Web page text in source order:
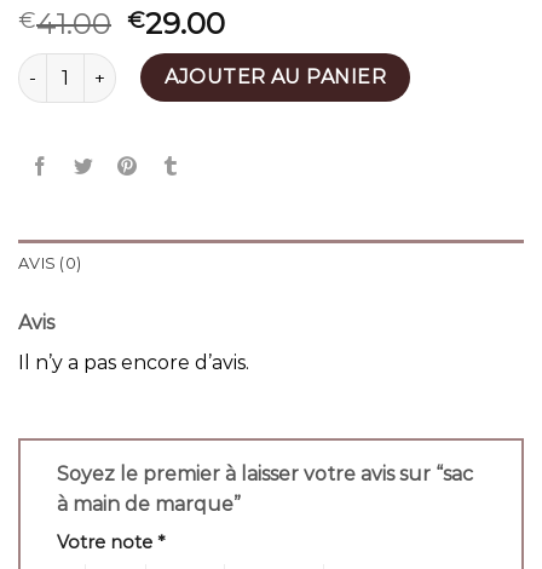
€41.00 €29.00
quantité de sac à main de marque
AJOUTER AU PANIER
AVIS (0)
Avis
Il n’y a pas encore d’avis.
Soyez le premier à laisser votre avis sur “sac
à main de marque”
Votre note *